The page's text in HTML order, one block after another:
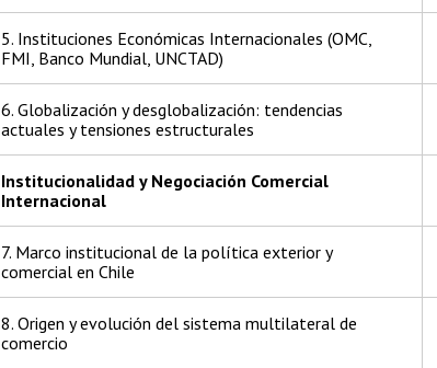
5. Instituciones Económicas Internacionales (OMC,
FMI, Banco Mundial, UNCTAD)
6. Globalización y desglobalización: tendencias
actuales y tensiones estructurales
Institucionalidad y Negociación Comercial
Internacional
7. Marco institucional de la política exterior y
comercial en Chile
8. Origen y evolución del sistema multilateral de
comercio